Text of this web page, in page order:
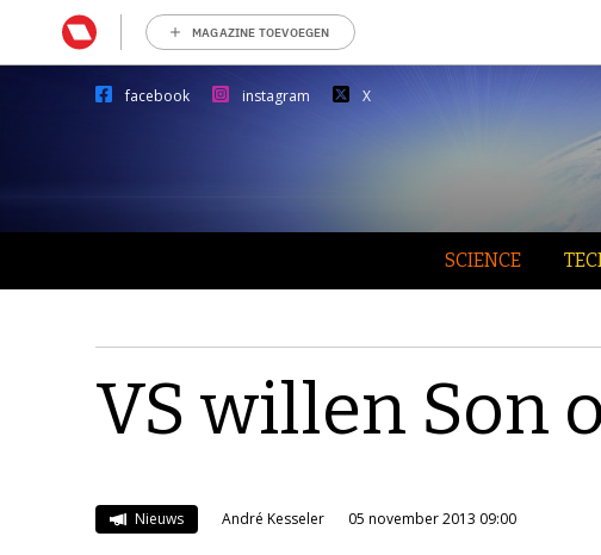
MAGAZINE TOEVOEGEN
facebook instagram X
SCIENCE
VS willen Son
Nieuws André Kesseler 05 november 2013 09:00